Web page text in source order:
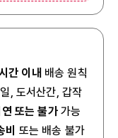
간 이내 배송 원칙
, 도서산간, 갑작
또는 불가가능
또는 배송 불가